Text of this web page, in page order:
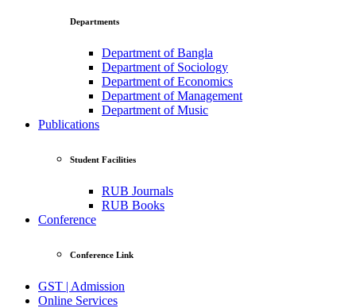
Departments
Department of Bangla
Department of Sociology
Department of Economics
Department of Management
Department of Music
Publications
Student Facilities
RUB Journals
RUB Books
Conference
Conference Link
GST | Admission
Online Services